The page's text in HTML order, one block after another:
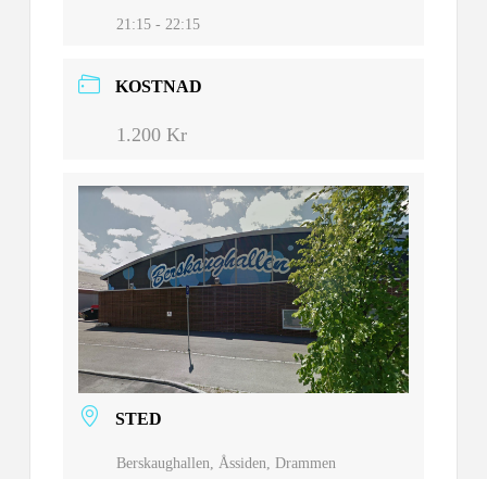
21:15 - 22:15
KOSTNAD
1.200 Kr
STED
Berskaughallen, Åssiden, Drammen